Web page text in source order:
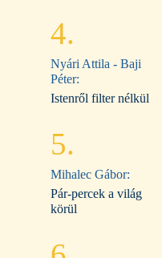
4.
Nyári Attila - Baji
Péter:
Istenről filter nélkül
5.
Mihalec Gábor:
Pár-percek a világ
körül